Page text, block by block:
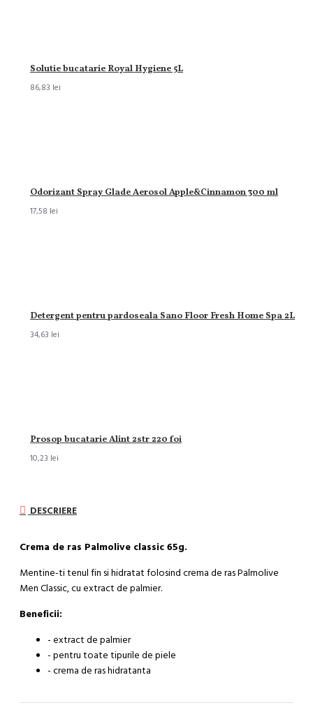
Solutie bucatarie Royal Hygiene 5L
86,83 lei
Odorizant Spray Glade Aerosol Apple&Cinnamon 300 ml
17,58 lei
Detergent pentru pardoseala Sano Floor Fresh Home Spa 2L
34,63 lei
Prosop bucatarie Alint 2str 220 foi
10,23 lei
DESCRIERE
Crema de ras Palmolive classic 65g.
Mentine-ti tenul fin si hidratat folosind crema de ras Palmolive
Men Classic, cu extract de palmier.
Beneficii:
- extract de palmier
- pentru toate tipurile de piele
- crema de ras hidratanta